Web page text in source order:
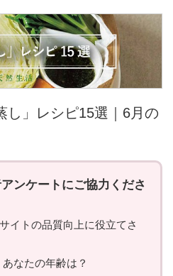
」レシピ15選｜6月の